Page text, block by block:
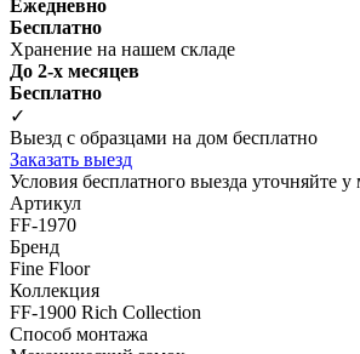
Ежедневно
Бесплатно
Хранение на нашем складе
До 2-х месяцев
Бесплатно
✓
Выезд с образцами на дом бесплатно
Заказать выезд
Условия бесплатного выезда уточняйте у
Артикул
FF-1970
Бренд
Fine Floor
Коллекция
FF-1900 Rich Collection
Способ монтажа